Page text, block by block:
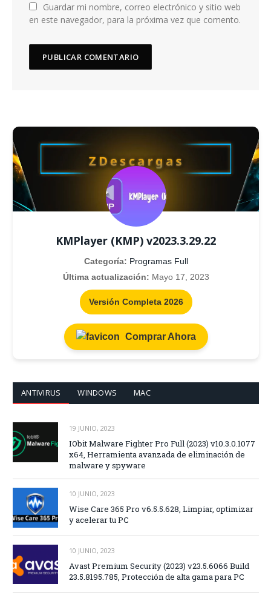
Guardar mi nombre, correo electrónico y sitio web
en este navegador, para la próxima vez que comento.
KMPlayer (KMP) v2023.3.29.22
Categoría: Programas Full
Última actualización: Mayo 17, 2023
Versión Completa 2026
Comprar Ahora
ANTIVIRUS WINDOWS MAC
19 JUNIO, 2023
IObit Malware Fighter Pro Full (2023) v10.3.0.1077
x64, Herramienta avanzada de eliminación de
malware y spyware
10 JUNIO, 2023
Wise Care 365 Pro v6.5.5.628, Limpiar, optimizar
y acelerar tu PC
10 JUNIO, 2023
Avast Premium Security (2023) v23.5.6066 Build
23.5.8195.785, Protección de alta gama para PC